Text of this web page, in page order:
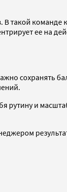
такой
ее на
сохранять
рутину и